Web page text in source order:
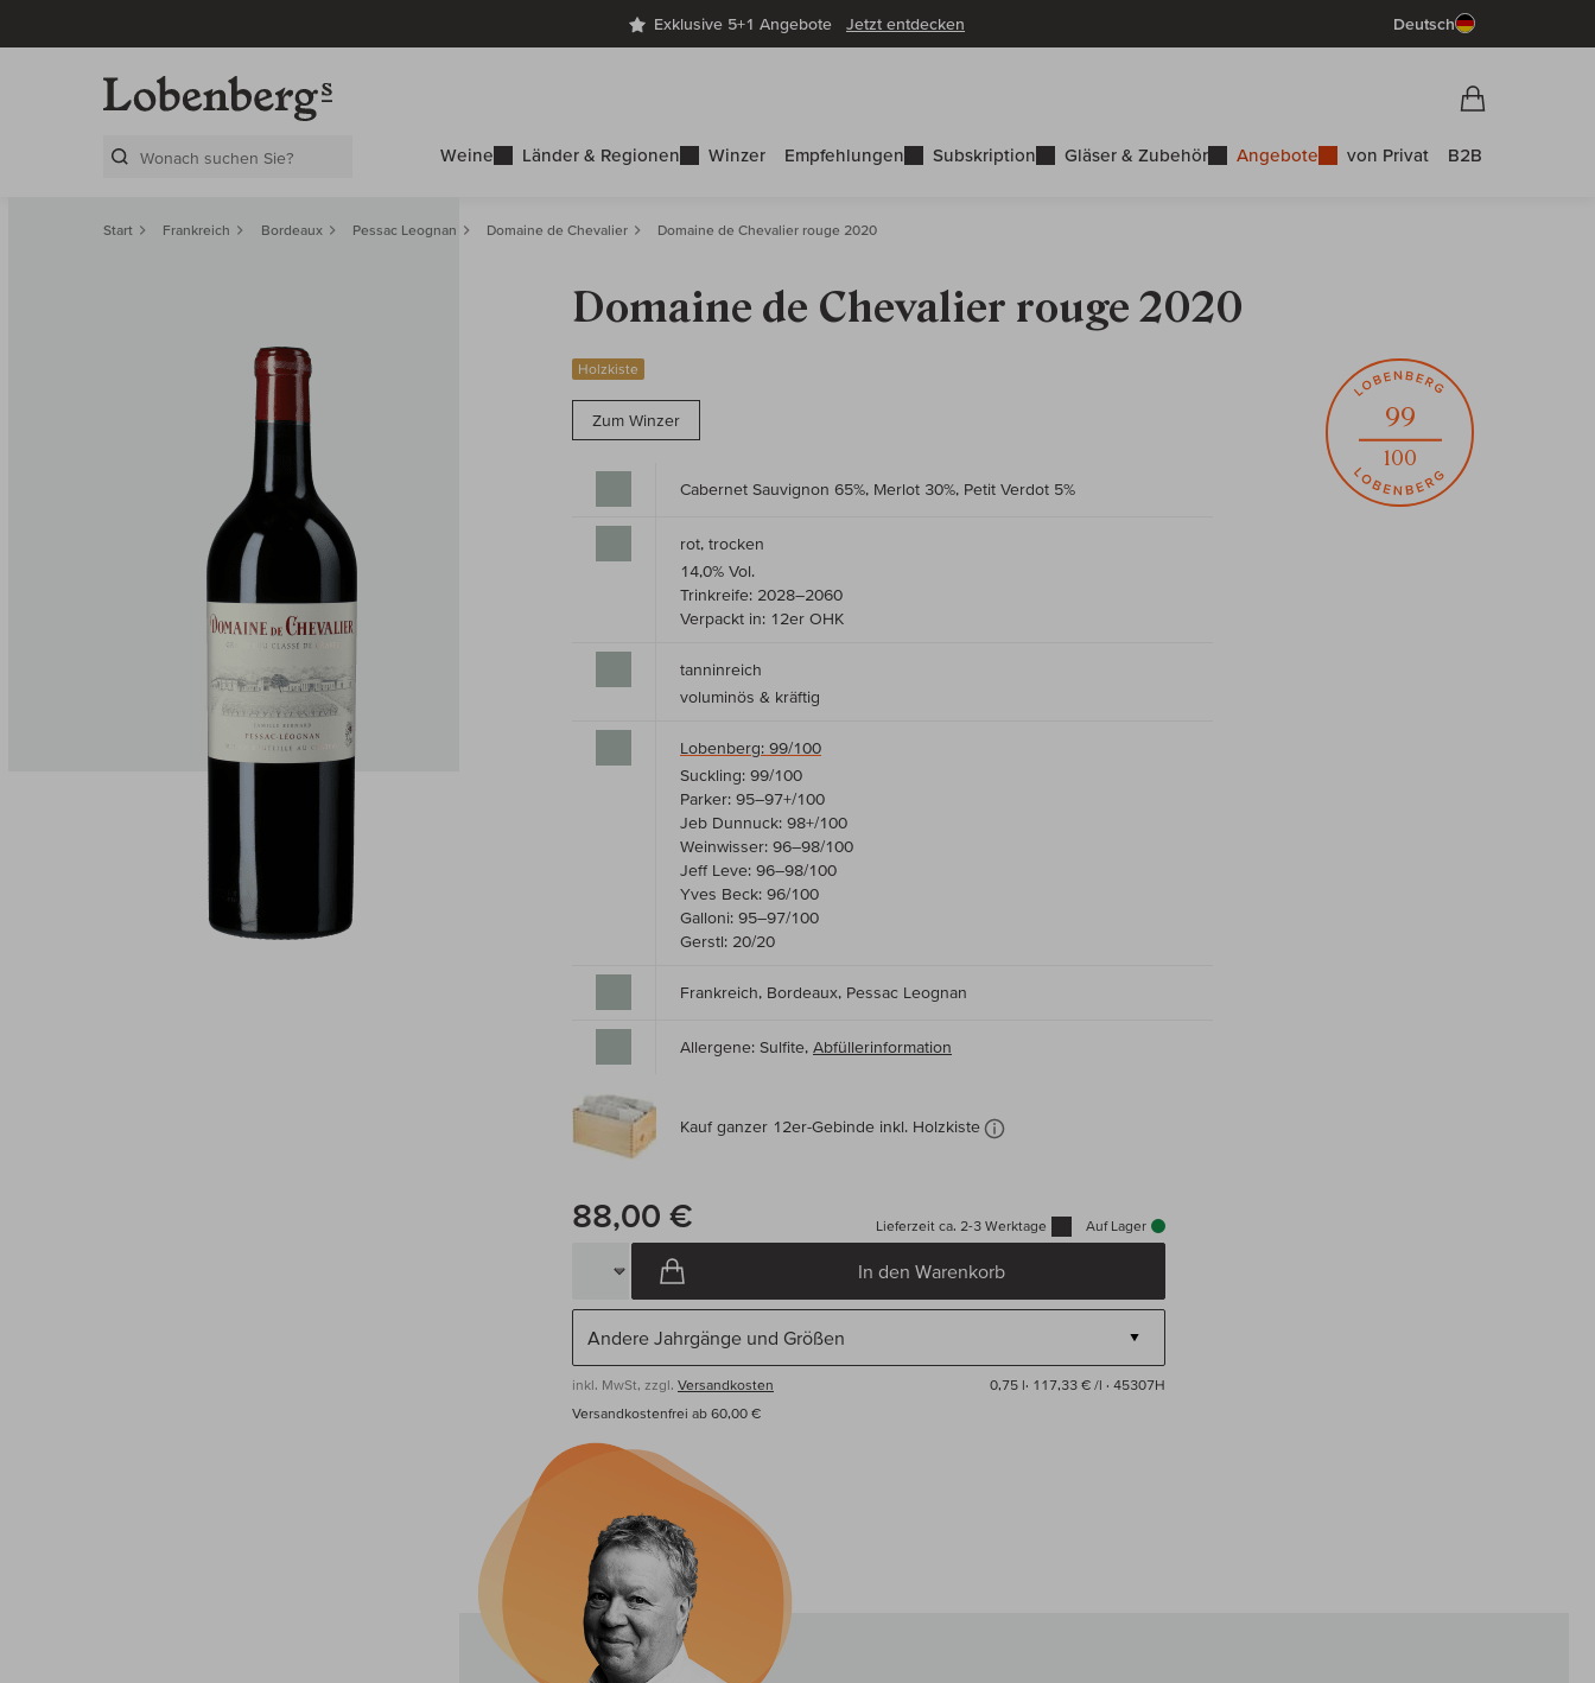
Exklusive 5+1 Angebote Jetzt entdecken Deutsch
Weine Länder & Regionen Winzer Empfehlungen Subskription Gläser & Zubehör Angebote von Privat B2B
Start Frankreich Bordeaux Pessac Leognan Domaine de Chevalier Domaine de Chevalier rouge 2020
Domaine de Chevalier rouge 2020
Holzkiste
Zum Winzer 99
100
Cabernet Sauvignon 65%, Merlot 30%, Petit Verdot 5%
rot, trocken
14,0% Vol.
Trinkreife: 2028–2060
Verpackt in: 12er OHK
tanninreich
voluminös & kräftig
Lobenberg: 99/100
Suckling: 99/100
Parker: 95–97+/100
Jeb Dunnuck: 98+/100
Weinwisser: 96–98/100
Jeff Leve: 96–98/100
Yves Beck: 96/100
Galloni: 95–97/100
Gerstl: 20/20
Frankreich, Bordeaux, Pessac Leognan
Allergene: Sulfite, Abfüllerinformation
Kauf ganzer 12er-Gebinde inkl. Holzkiste
88,00 € Lieferzeit ca. 2-3 Werktage Auf Lager
In den Warenkorb
inkl. MwSt, zzgl. Versandkosten 0,75 l· 117,33 € /l · 45307H
Versandkostenfrei ab 60,00 €